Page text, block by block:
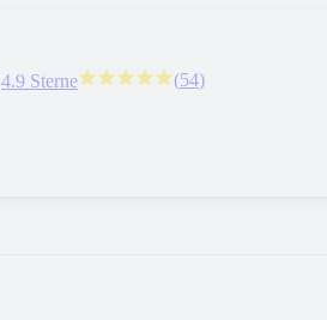
4.9 Sterne (54)